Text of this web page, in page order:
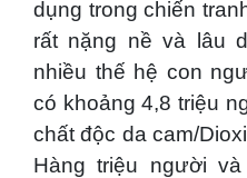
dụng trong chiến
rất nặng nề và lâu
nhiều thế hệ con
có khoảng 4,8 triệu
chất độc da cam/
Hàng triệu người